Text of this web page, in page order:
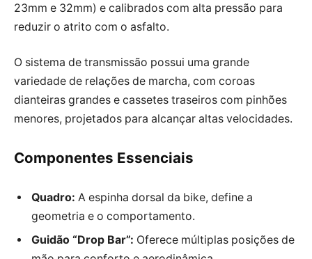
23mm e 32mm) e calibrados com alta pressão para
reduzir o atrito com o asfalto.
O sistema de transmissão possui uma grande
variedade de relações de marcha, com coroas
dianteiras grandes e cassetes traseiros com pinhões
menores, projetados para alcançar altas velocidades.
Componentes Essenciais
Quadro: A espinha dorsal da bike, define a
geometria e o comportamento.
Guidão “Drop Bar”: Oferece múltiplas posições de